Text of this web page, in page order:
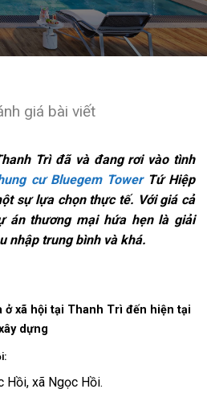
giá bài viết
Trì đã và đang rơi vào tình
cư Bluegem TowerTứ Hiệp
sự lựa chọn thực tế. Với giá cả
án thương mại hứa hẹn là giải
nhập trung bình và khá.
xã hội tại Thanh Trì đến hiện tại
dựng
Hồi, xã Ngọc Hồi.